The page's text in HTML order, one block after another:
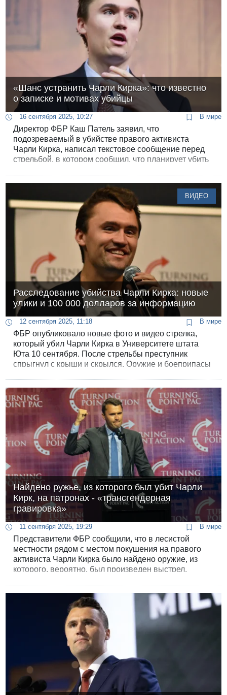
«Шанс устранить Чарли Кирка»: что известно
о записке и мотивах убийцы
16 сентября 2025, 10:27 В мире
Директор ФБР Каш Патель заявил, что
подозреваемый в убийстве правого активиста
Чарли Кирка, написал текстовое сообщение перед
стрельбой, в котором сообщил, что планирует убить
ВИДЕО
Расследование убийства Чарли Кирка: новые
улики и 100 000 долларов за информацию
12 сентября 2025, 11:18 В мире
ФБР опубликовало новые фото и видео стрелка,
который убил Чарли Кирка в Университете штата
Юта 10 сентября. После стрельбы преступник
спрыгнул с крыши и скрылся. Оружие и боеприпасы
зацепки.
Найдено ружье, из которого был убит Чарли
Кирк, на патронах - «трансгендерная
гравировка»
11 сентября 2025, 19:29 В мире
Представители ФБР сообщили, что в лесистой
местности рядом с местом покушения на правого
активиста Чарли Кирка было найдено оружие, из
которого, вероятно, был произведен выстрел.